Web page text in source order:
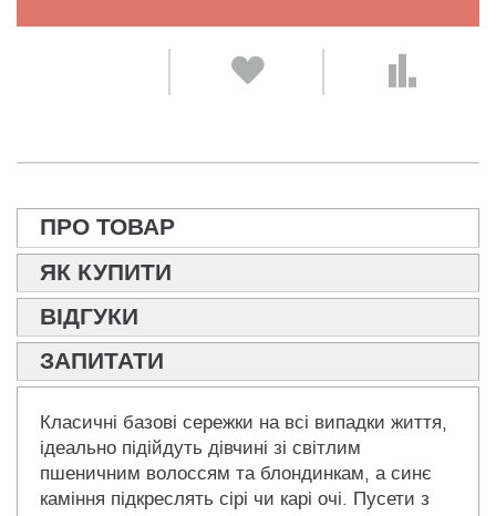
ПРО ТОВАР
ЯК КУПИТИ
ВІДГУКИ
ЗАПИТАТИ
Класичні базові сережки на всі випадки життя,
ідеально підійдуть дівчині зі світлим
пшеничним волоссям та блондинкам, а синє
каміння підкреслять сірі чи карі очі. Пусети з